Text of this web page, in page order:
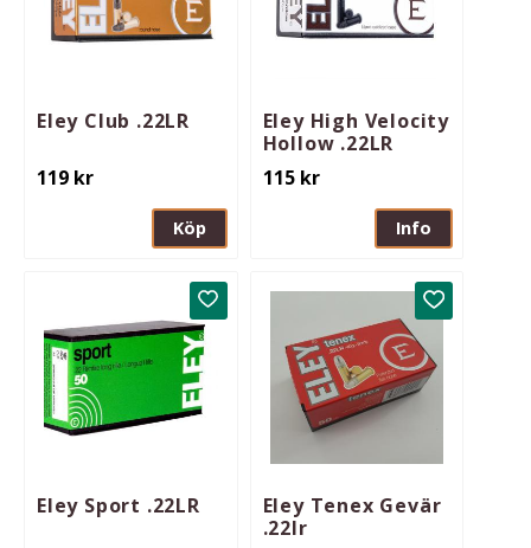
Eley Club .22LR
119 kr
Köp
Eley High Velocity
Hollow .22LR
115kr
Info
Eley Sport .22LR
Lägg till i favoriter
Eley Tenex Gevär
.22lr
Lägg till i